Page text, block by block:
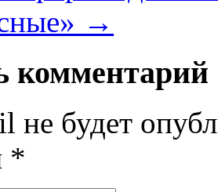
→
комментарий
не будет
*